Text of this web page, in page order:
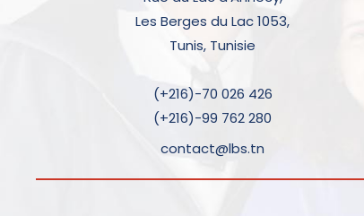
Les Berges du Lac 1053,
Tunis, Tunisie
(+216)-70 026 426
(+216)-99 762 280
contact@lbs.tn